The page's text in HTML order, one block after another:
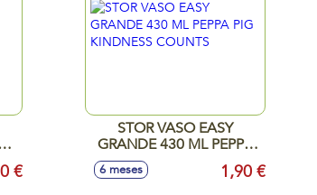
€
STOR VASO EASY
GRANDE 430 ML PEPPA
PIG KINDNESS COUNTS
6 meses 1,90 €